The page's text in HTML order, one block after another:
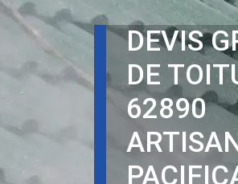
DEVIS
DE
62890